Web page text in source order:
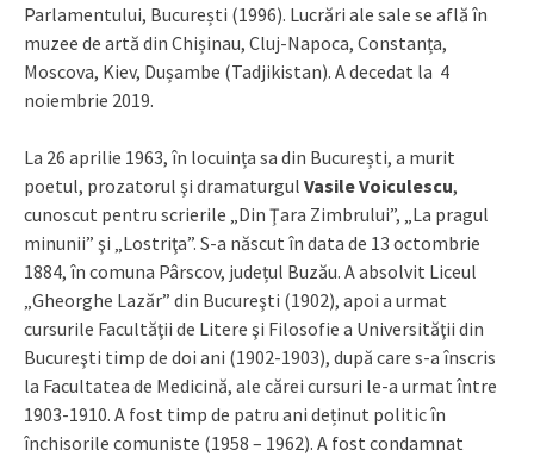
Parlamentului, București (1996). Lucrări ale sale se află în
muzee de artă din Chișinau, Cluj-Napoca, Constanța,
Moscova, Kiev, Dușambe (Tadjikistan). A decedat la 4
noiembrie 2019.
La 26 aprilie 1963, în locuința sa din București, a murit
poetul, prozatorul şi dramaturgul Vasile Voiculescu,
cunoscut pentru scrierile „Din Ţara Zimbrului”, „La pragul
minunii” şi „Lostriţa”. S-a născut în data de 13 octombrie
1884, în comuna Pârscov, județul Buzău. A absolvit Liceul
„Gheorghe Lazăr” din Bucureşti (1902), apoi a urmat
cursurile Facultăţii de Litere şi Filosofie a Universităţii din
Bucureşti timp de doi ani (1902-1903), după care s-a înscris
la Facultatea de Medicină, ale cărei cursuri le-a urmat între
1903-1910. A fost timp de patru ani deținut politic în
închisorile comuniste (1958 – 1962). A fost condamnat